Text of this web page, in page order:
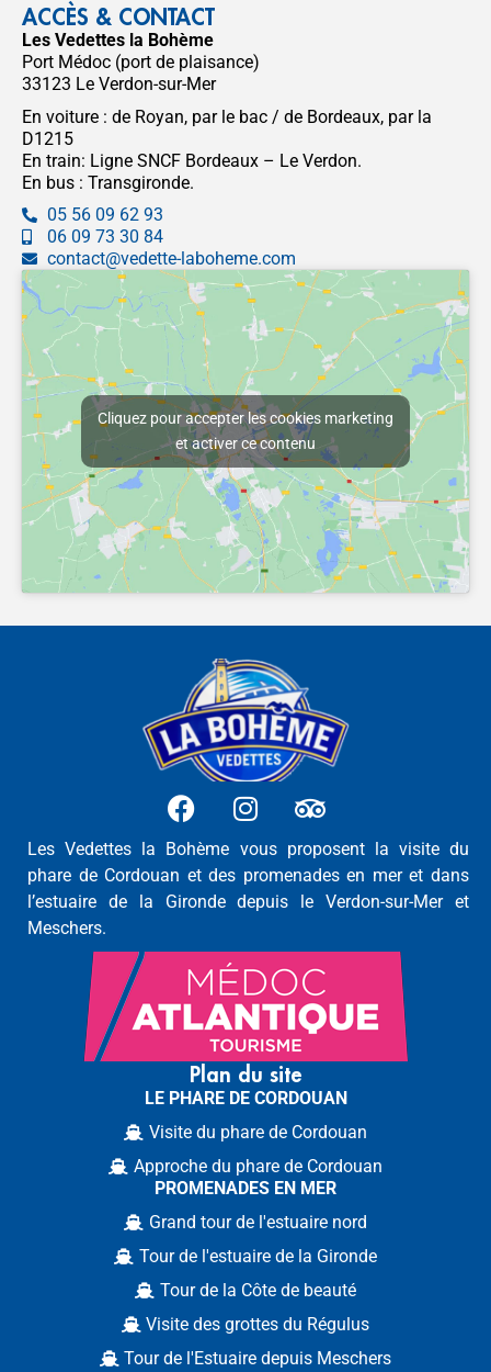
ACCÈS & CONTACT
Les Vedettes la Bohème
Port Médoc (port de plaisance)
33123 Le Verdon-sur-Mer
En voiture : de Royan, par le bac / de Bordeaux, par la
D1215
En train: Ligne SNCF Bordeaux – Le Verdon.
En bus : Transgironde.
05 56 09 62 93
06 09 73 30 84
contact@vedette-laboheme.com
Cliquez pour accepter les cookies marketing
et activer ce contenu
Les Vedettes la Bohème vous proposent la visite du
phare de Cordouan et des promenades en mer et dans
l’estuaire de la Gironde depuis le Verdon-sur-Mer et
Meschers.
Plan du site
LE PHARE DE CORDOUAN
Visite du phare de Cordouan
Approche du phare de Cordouan
PROMENADES EN MER
Grand tour de l'estuaire nord
Tour de l'estuaire de la Gironde
Tour de la Côte de beauté
Visite des grottes du Régulus
Tour de l'Estuaire depuis Meschers